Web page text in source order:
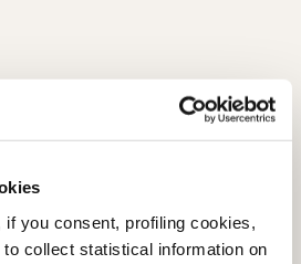
you consent, profiling cookies,
collect statistical information on